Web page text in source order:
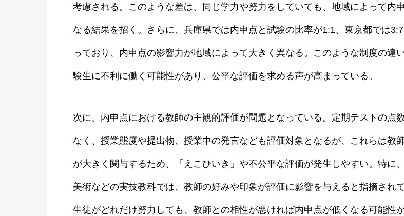
考慮される。このような差は、同じ学力や努力をしていても、地域によって内
なる結果を招く。さらに、兵庫県では内申点と試験の比率が1:1、東京都では
っており、内申点の影響力が地域によって大きく異なる。このような制度の違
験生に不利に働く可能性があり、公平な評価を求める声が高まっている。
次に、内申点における教師の主観的評価が問題となっている。定期テストの点
なく、授業態度や提出物、授業中の発言なども評価対象となるが、これらは教
が大きく関与するため、「えこひいき」や不公平な評価が発生しやすい。特に
美術などの実技教科では、教師の好みや印象が評価に影響を与えると指摘されて
生徒がどれだけ努力しても、教師との相性が悪ければ内申点が低くなる可能性が